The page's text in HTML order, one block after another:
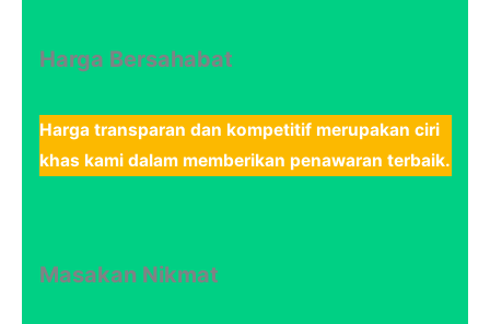
Harga Bersahabat
Harga transparan dan kompetitif merupakan ciri
khas kami dalam memberikan penawaran terbaik.
Masakan Nikmat